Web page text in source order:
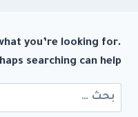
you’re looking for.
searching can help.
البحث
عن: